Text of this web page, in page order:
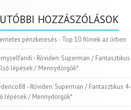
HOZZÁSZÓLÁSOK
pénzkeresés - Top 10 filmek az űrben
- Röviden: Superman / Fantasztikus
lépések / Mennydörgők*
- Röviden: Superman / Fantasztikus 4-
lépések / Mennydörgők*